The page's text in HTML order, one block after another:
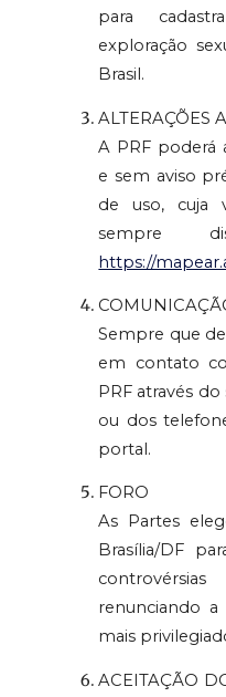
para
exploração
Brasil.
ALTERAÇÕES
A PRF poderá
e sem aviso
de uso, cuja
sempre
https://
Sempre que
em contato
PRF através do
ou dos
portal.
FORO
As Partes
Brasília/DF
renunciando
mais
ACEITAÇÃO